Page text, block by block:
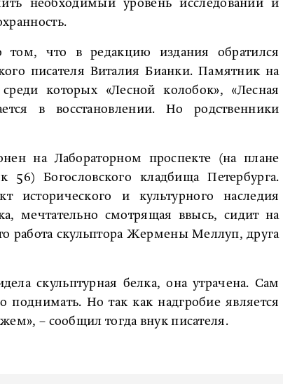
необходимый уровень исследований и
том, что в редакцию издания обратился
писателя Виталия Бианки. Памятник на
которых «Лесной колобок», «Лесная
в восстановлении. Но родственники
на Лабораторном проспекте (на плане
56) Богословского кладбища Петербурга.
исторического и культурного наследия
мечтательно смотрящая ввысь, сидит на
работа скульптора Жермены Меллуп, друга
скульптурная белка, она утрачена. Сам
Но так как надгробие является
– сообщил тогда внук писателя.